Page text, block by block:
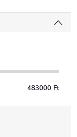
483000 Ft